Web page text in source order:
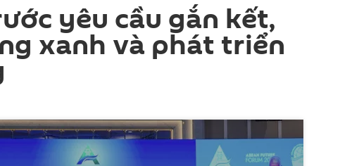
yêu cầu gắn kết,
xanh và phát triển